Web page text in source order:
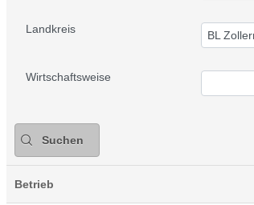
Landkreis BL
Wirtschaftsweise
Suchen
Betrieb